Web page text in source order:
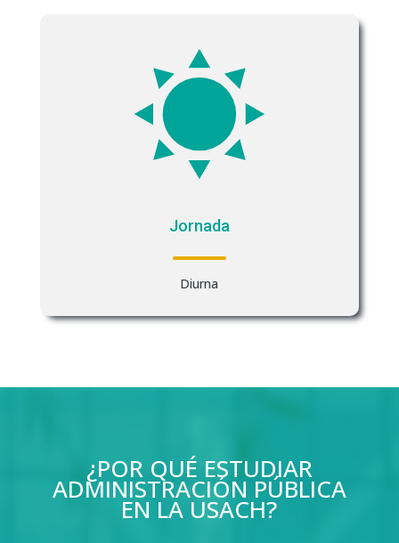
Jornada
Diurna
¿POR QUÉ ESTUDIAR
ADMINISTRACIÓN PÚBLICA
EN LA USACH?